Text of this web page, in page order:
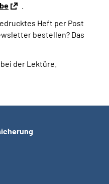
Heft per Post
bestellen? Das
der Lektüre.